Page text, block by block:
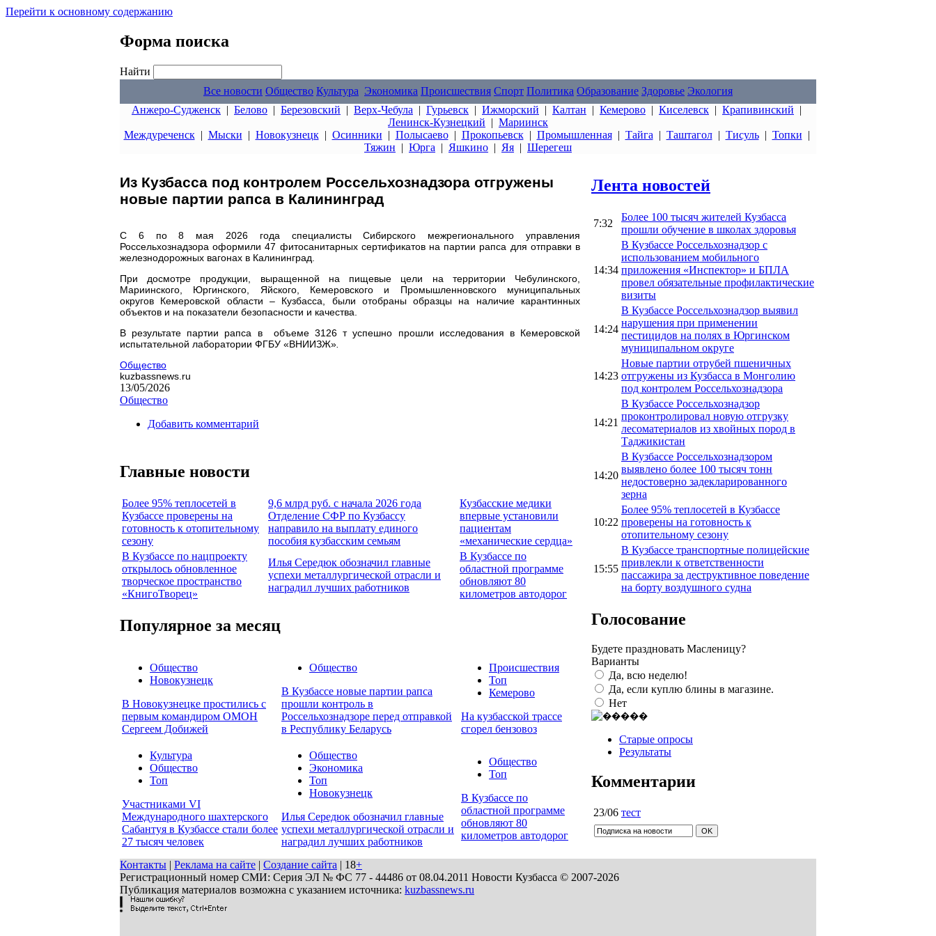
Перейти к основному содержанию
Форма поиска
Найти
Все новости Общество Культура Экономика Происшествия Спорт Политика Образование Здоровье Экология
Анжеро-Судженск | Белово | Березовский | Верх-Чебула | Гурьевск | Ижморский | Калтан | Кемерово | Киселевск | Крапивинский |
Ленинск-Кузнецкий | Мариинск
Междуреченск| Мыски | Новокузнецк| Осинники | Полысаево| Прокопьевск| Промышленная| Тайга | Таштагол| Тисуль| Топки |
Тяжин | Юрга | Яшкино | Яя | Шерегеш
Из Кузбасса под контролем Россельхознадзора отгружены
новые партии рапса в Калининград
С 6 по 8 мая 2026 года специалисты Сибирского межрегионального управления
Россельхознадзора оформили 47 фитосанитарных сертификатов на партии рапса для отправки в
железнодорожных вагонах в Калининград.
При досмотре продукции, выращенной на пищевые цели на территории Чебулинского,
Мариинского, Юргинского, Яйского, Кемеровского и Промышленновского муниципальных
округов Кемеровской области – Кузбасса, были отобраны образцы на наличие карантинных
объектов и на показатели безопасности и качества.
В результате партии рапса в объеме 3126 т успешно прошли исследования в Кемеровской
испытательной лаборатории ФГБУ «ВНИИЗЖ»
Общество
kuzbassnews.ru
13/05/2026
Общество
Добавить комментарий
Главные новости
Более 95% теплосетей в
Кузбассе проверены на
готовность к отопительному
сезону
9,6 млрд руб. с начала 2026 года
Отделение СФР по Кузбассу
направило на выплату единого
пособия кузбасским семьям
Кузбасские медики
впервые установили
пациентам
«механические сердца»
В Кузбассе по нацпроекту
открылось обновленное
творческое пространство
«КнигоТворец»
Илья Середюк обозначил главные
успехи металлургической отрасли и
наградил лучших работников
В Кузбассе по
областной программе
обновляют 80
километров автодорог
Популярное за месяц
Общество
Новокузнецк
В Новокузнецке простились с
первым командиром ОМОН
Сергеем Добижей
Общество
В Кузбассе новые партии рапса
прошли контроль в
Россельхознадзоре перед отправкой
в Республику Беларусь
Происшествия
Топ
Кемерово
На кузбасской трассе
сгорел бензовоз
Культура
Общество
Топ
Участниками VI
Международного шахтерского
Сабантуя в Кузбассе стали более
27 тысяч человек
Общество
Экономика
Топ
Новокузнецк
Илья Середюк обозначил главные
успехи металлургической отрасли и
наградил лучших работников
Общество
Топ
В Кузбассе по
областной программе
обновляют 80
километров автодорог
Лента новостей
7:32
Более 100 тысяч жителей Кузбасса
прошли обучение в школах здоровья
14:34
В Кузбассе Россельхознадзор с
использованием мобильного
приложения «Инспектор» и БПЛА
провел обязательные профилактические
визиты
14:24
В Кузбассе Россельхознадзор выявил
нарушения при применении
пестицидов на полях в Юргинском
муниципальном округе
14:23
Новые партии отрубей пшеничных
отгружены из Кузбасса в Монголию
под контролем Россельхознадзора
14:21
В Кузбассе Россельхознадзор
проконтролировал новую отгрузку
лесоматериалов из хвойных пород в
Таджикистан
14:20
В Кузбассе Россельхознадзором
выявлено более 100 тысяч тонн
недостоверно задекларированного
зерна
10:22
Более 95% теплосетей в Кузбассе
проверены на готовность к
отопительному сезону
15:55
В Кузбассе транспортные полицейские
привлекли к ответственности
пассажира за деструктивное поведение
на борту воздушного судна
Голосование
Будете праздновать Масленицу?
Варианты
Да, всю неделю!
Да, если куплю блины в магазине.
Нет
Старые опросы
Результаты
Комментарии
23/06 тест
Контакты | Реклама на сайте | Создание сайта | 18+
Регистрационный номер СМИ: Серия ЭЛ № ФС 77 - 44486 от 08.04.2011 Новости Кузбасса © 2007-2026
Публикация материалов возможна с указанием источника: kuzbassnews.ru